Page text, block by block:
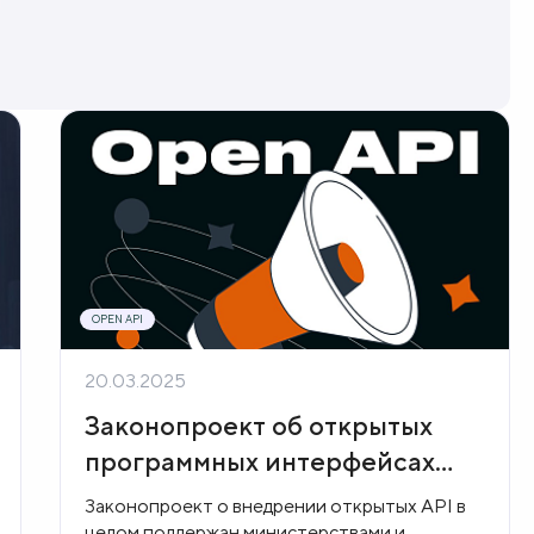
OPEN API
20.03.2025
Законопроект об открытых
программных интерфейсах
могут внести в Госдуму в 2024
Законопроект о внедрении открытых API в